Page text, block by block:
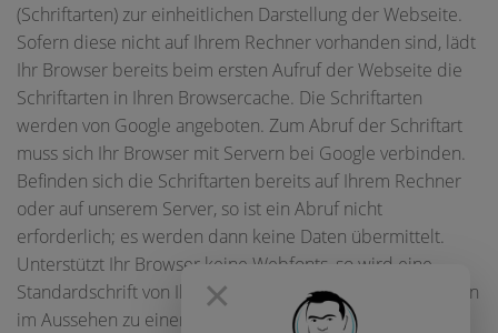
×
(Schriftarten) zur einheitlichen Darstellung der Webseite.
Sofern diese nicht auf Ihrem Rechner vorhanden sind, lädt
Ihr Browser bereits beim ersten Aufruf der Webseite die
Schriftarten in Ihren Browsercache. Die Schriftarten
werden von Google angeboten. Zum Abruf der Schriftart
muss sich Ihr Browser mit Servern bei Google verbinden.
Befinden sich die Schriftarten bereits auf Ihrem Rechner
oder auf unserem Server, so ist ein Abruf nicht
erforderlich; es werden dann keine Daten übermittelt.
Unterstützt Ihr Browser keine Webfonts, so wird eine
Standardschrift von Ihrem Computer verwendet; dies kann
im Aussehen zu einem ungewünschten Verhalten des